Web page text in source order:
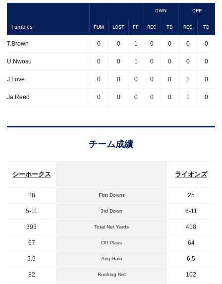
OWN OPP
Fumbles FUM LOST FF REC TD REC TD
T.Brown 0 0 1 0 0 0 0
U.Nwosu 0 0 1 0 0 0 0
J.Love 0 0 0 0 0 1 0
Ja.Reed 0 0 0 0 0 1 0
チーム成績
シーホークス ライオンズ
28 First Downs 25
5-11 3rd Down 6-11
393 Total Net Yards 418
67 Off Plays 64
5.9 Avg Gain 6.5
82 Rushing Net 102